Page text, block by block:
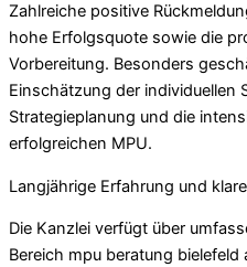
Zahlreiche positive
hohe Erfolgsquote sowie die
Vorbereitung. Besonders
Einschätzung der individuellen
Strategieplanung und die
erfolgreichen MPU.
Langjährige Erfahrung und
Die Kanzlei verfügt über
Bereich mpu beratung